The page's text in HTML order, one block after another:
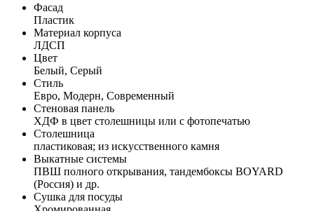
Фасад
Пластик
Материал корпуса
ЛДСП
Цвет
Белый, Серый
Стиль
Евро, Модерн, Современный
Стеновая панель
ХДФ в цвет столешницы или с фотопечатью
Столешница
пластиковая; из искусственного камня
Выкатные системы
ПВШ полного открывания, тандембоксы BOYARD
(Россия) и др.
Сушка для посуды